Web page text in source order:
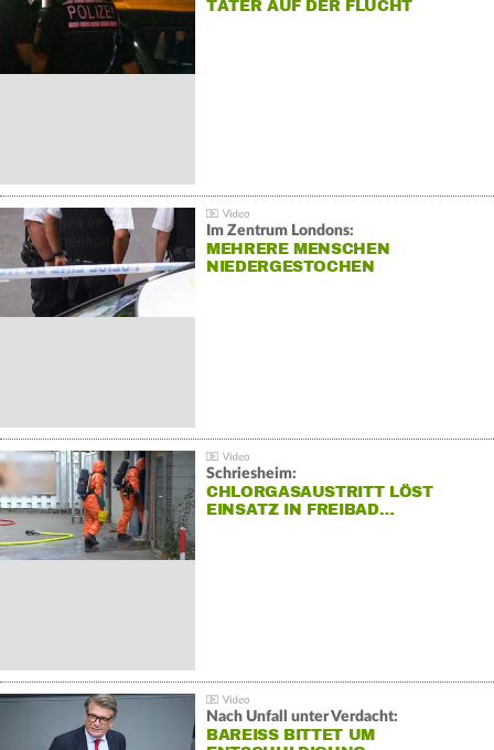
TÄTER AUF DER FLUCHT
Im Zentrum Londons:
MEHRERE MENSCHEN
NIEDERGESTOCHEN
Schriesheim:
CHLORGASAUSTRITT LÖST
EINSATZ IN FREIBAD…
Nach Unfall unter Verdacht:
BAREISS BITTET UM E